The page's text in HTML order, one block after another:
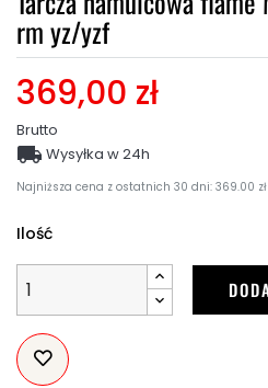
rm yz/yzf
369,00 zł
Brutto
Najniższa cena z ostatnich 30 dni: 369.00 zł
 Wysyłka w 24h
Ilość